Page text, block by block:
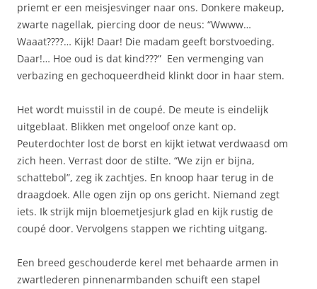
priemt er een meisjesvinger naar ons. Donkere makeup,
zwarte nagellak, piercing door de neus: “Wwww…
Waaat????… Kijk! Daar! Die madam geeft borstvoeding.
Daar!… Hoe oud is dat kind???” Een vermenging van
verbazing en gechoqueerdheid klinkt door in haar stem.
Het wordt muisstil in de coupé. De meute is eindelijk
uitgeblaat. Blikken met ongeloof onze kant op.
Peuterdochter lost de borst en kijkt ietwat verdwaasd om
zich heen. Verrast door de stilte. “We zijn er bijna,
schattebol”, zeg ik zachtjes. En knoop haar terug in de
draagdoek. Alle ogen zijn op ons gericht. Niemand zegt
iets. Ik strijk mijn bloemetjesjurk glad en kijk rustig de
coupé door. Vervolgens stappen we richting uitgang.
Een breed geschouderde kerel met behaarde armen in
zwartlederen pinnenarmbanden schuift een stapel